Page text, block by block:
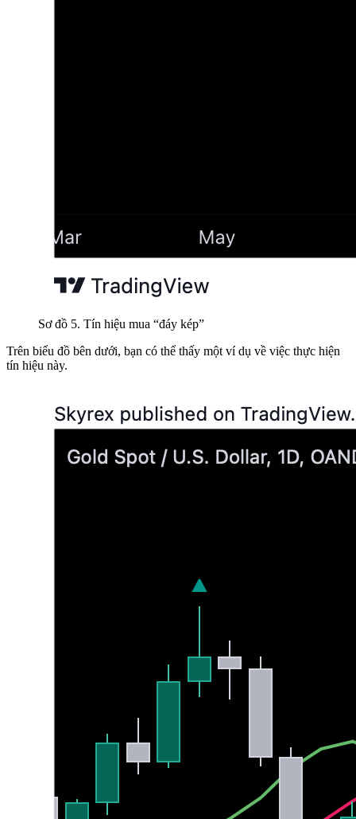
Sơ đồ 5. Tín hiệu mua “đáy kép”
Trên biểu đồ bên dưới, bạn có thể thấy một ví dụ về việc thực hiện
tín hiệu này.